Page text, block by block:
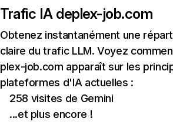
Trafic IA deplex-job.com
Obtenez instantanément une
claire du trafic LLM. Voyez
plex-job.com apparaît sur les
plateformes d'IA actuelles :
258 visites de Gemini
...et plus encore !